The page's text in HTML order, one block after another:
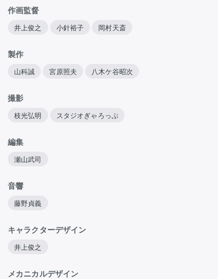
作画監督
井上俊之 小針裕子 岡村天斎
製作
山科誠 宮原照夫 八木ケ谷昭次
撮影
枝光弘明 スタジオぎゃろっぷ
編集
瀬山武司
音響
藤野貞義
キャラクターデザイン
井上俊之
メカニカルデザイン